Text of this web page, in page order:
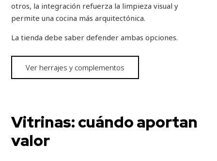
otros, la integración refuerza la limpieza visual y
permite una cocina más arquitectónica.
La tienda debe saber defender ambas opciones.
Ver herrajes y complementos
Vitrinas: cuándo aportan
valor